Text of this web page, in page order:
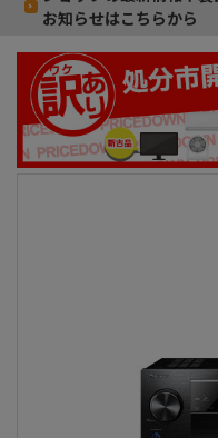
お知らせはこちらから